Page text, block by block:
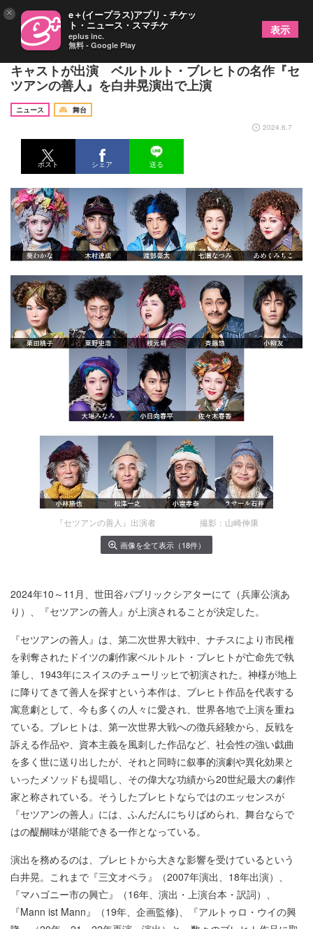
葵わかなが一人二役を演じ、木村達成ら総勢17名の
キャストが出演 ベルトルト・ブレヒトの名作『セ
ツアンの善人』を白井晃演出で上演
ニュース
舞台
2024.6.7
ポスト シェア 送る
『セツアンの善人』出演者 撮影：山崎伸康
画像を全て表示（18件）
2024年10～11月、世田谷パブリックシアターにて（兵庫公演あ
り）、『セツアンの善人』が上演されることが決定した。
『セツアンの善人』は、第二次世界大戦中、ナチスにより市民権
を剥奪されたドイツの劇作家ベルトルト・ブレヒトが亡命先で執
筆し、1943年にスイスのチューリッヒで初演された。神様が地上
に降りてきて善人を探すという本作は、ブレヒト作品を代表する
寓意劇として、今も多くの人々に愛され、世界各地で上演を重ね
ている。ブレヒトは、第一次世界大戦への徴兵経験から、反戦を
訴える作品や、資本主義を風刺した作品など、社会性の強い戯曲
を多く世に送り出したが、それと同時に叙事的演劇や異化効果と
いったメソッドも提唱し、その偉大な功績から20世紀最大の劇作
家と称されている。そうしたブレヒトならではのエッセンスが
『セツアンの善人』には、ふんだんにちりばめられ、舞台ならで
はの醍醐味が堪能できる一作となっている。
演出を務めるのは、ブレヒトから大きな影響を受けているという
白井晃。これまで『三文オペラ』（2007年演出、18年出演）、
『マハゴニー市の興亡』（16年、演出・上演台本・訳詞）、
『Mann ist Mann』（19年、企画監修)、『アルトゥロ・ウイの興
× e＋(イープラス)アプリ - チケッ
ト・ニュース・スマチケ
eplus inc.
無料 - Google Play
表示